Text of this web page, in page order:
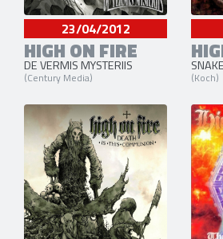
23/04/2012
HIGH ON FIRE
DE VERMIS MYSTERIIS
(Century Media) (Koch)